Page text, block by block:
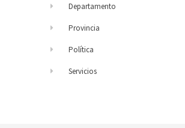
Departamento
Provincia
Política
Servicios